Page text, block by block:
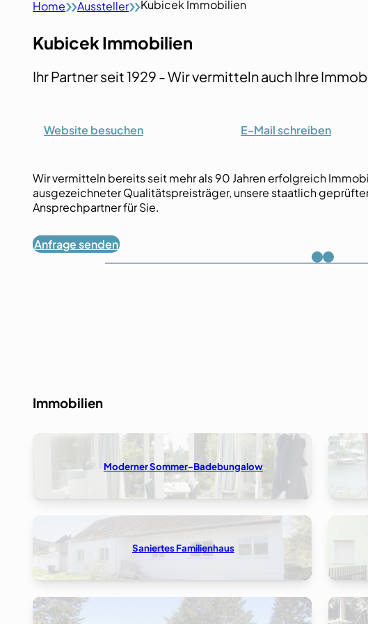
Home Aussteller Kubicek Immobilien
Kubicek Immobilien
Ihr Partner seit 1929 - Wir vermitteln auch Ihre
Website besuchen E-Mail schreiben
Wir vermitteln bereits seit mehr als 90 Jahren erfolgreich
ausgezeichneter Qualitätspreisträger, unsere staatlich
Ansprechpartner für Sie.
Anfrage senden
Immobilien
Moderner Sommer-Badebungalow
Saniertes Familienhaus